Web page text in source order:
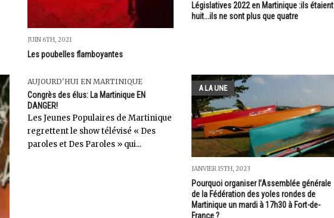
JUIN 6TH, 2021
Les poubelles flamboyantes
Législatives 2022 en Martinique :ils étaient
huit...ils ne sont plus que quatre
AUJOURD'HUI EN MARTINIQUE
Congrès des élus: La Martinique EN
DANGER!
Les Jeunes Populaires de Martinique
regrettent le show télévisé « Des
paroles et Des Paroles » qui...
A LA UNE
JANVIER 15TH, 2023
Pourquoi organiser l’Assemblée générale
de la Fédération des yoles rondes de
Martinique un mardi à 17h30 à Fort-de-
France ?